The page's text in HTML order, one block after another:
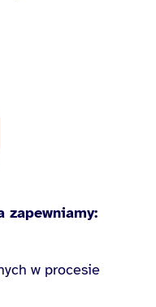
zapewniamy:
w procesie